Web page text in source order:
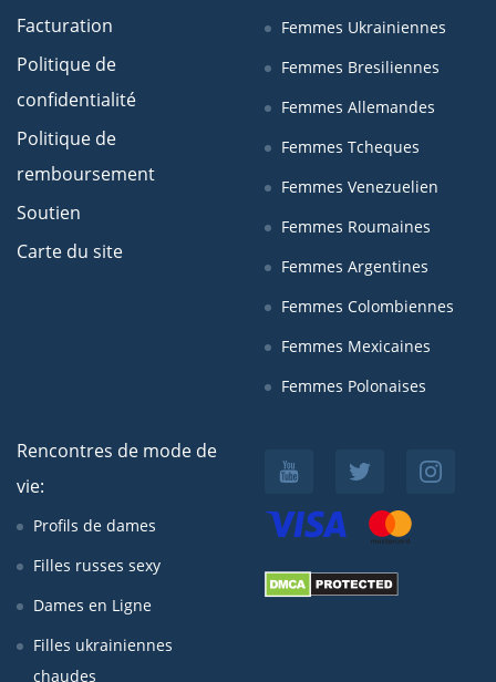
Facturation
Politique de
confidentialité
Politique de
remboursement
Soutien
Carte du site
Femmes Ukrainiennes
Femmes Bresiliennes
Femmes Allemandes
Femmes Tcheques
Femmes Venezuelien
Femmes Roumaines
Femmes Argentines
Femmes Colombiennes
Femmes Mexicaines
Femmes Polonaises
Rencontres de mode de
vie:
Profils de dames
Filles russes sexy
Dames en Ligne
Filles ukrainiennes
chaudes